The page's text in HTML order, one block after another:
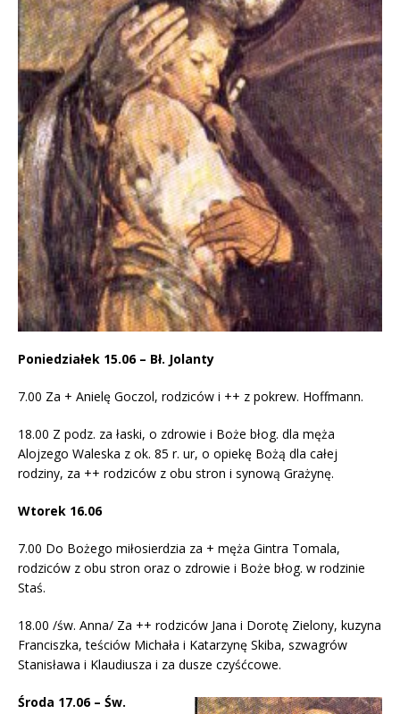
Poniedziałek 15.06 – Bł. Jolanty
7.00 Za + Anielę Goczol, rodziców i ++ z pokrew. Hoffmann.
18.00 Z podz. za łaski, o zdrowie i Boże błog. dla męża
Alojzego Waleska z ok. 85 r. ur, o opiekę Bożą dla całej
rodziny, za ++ rodziców z obu stron i synową Grażynę.
Wtorek 16.06
7.00 Do Bożego miłosierdzia za + męża Gintra Tomala,
rodziców z obu stron oraz o zdrowie i Boże błog. w rodzinie
Staś.
18.00 /św. Anna/ Za ++ rodziców Jana i Dorotę Zielony, kuzyna
Franciszka, teściów Michała i Katarzynę Skiba, szwagrów
Stanisława i Klaudiusza i za dusze czyśćcowe.
Środa 17.06 – Św.